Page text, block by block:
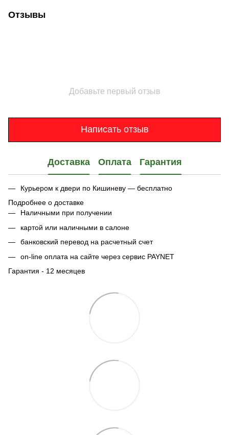
Отзывы
Добавьте первый отзыв
Написать отзыв
Доставка Оплата Гарантия
Курьером к двери по Кишиневу — бесплатно
Подробнее о доставке
Наличными при получении
картой или наличными в салоне
банковский перевод на расчетный счет
on-line оплата на сайте через сервис PAYNET
Гарантия - 12 месяцев